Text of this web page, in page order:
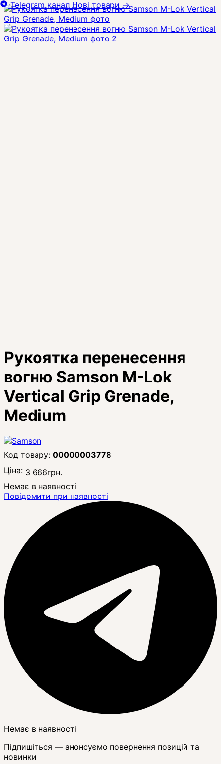
Рукоятка перенесення
вогню Samson M-Lok
Vertical Grip Grenade,
Medium
00000003778
Ціна: 3 666грн.
Немає в наявності
Повідомити при наявності
Немає в наявності
Підпишіться — анонсуємо повернення позицій та
новинки
Telegram канал Нові товари →